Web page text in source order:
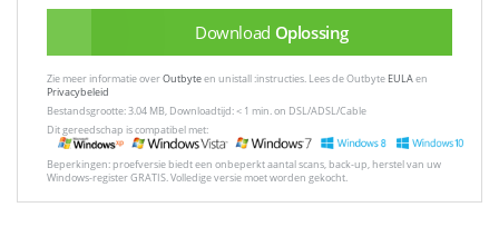
Download Oplossing
Zie meer informatie overOutbyteen unistall :instructies. Lees de Outbyte EULAen
Privacybeleid
Bestandsgrootte: 3.04 MB, Downloadtijd: < 1 min. on DSL/ADSL/Cable
Dit gereedschap is compatibel met:
Beperkingen: proefversie biedt een onbeperkt aantal scans, back-up, herstel van uw
Windows-register GRATIS. Volledige versie moet worden gekocht.